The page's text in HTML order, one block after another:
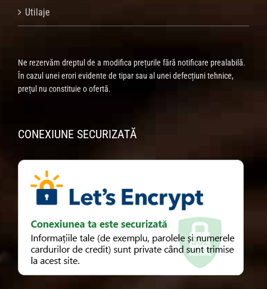
Utilaje
Ne rezervăm dreptul de a modifica prețurile fără notificare prealabilă.
În cazul unei erori evidente de tipar sau al unei defecțiuni tehnice,
prețul nu constituie o ofertă.
CONEXIUNE SECURIZATĂ